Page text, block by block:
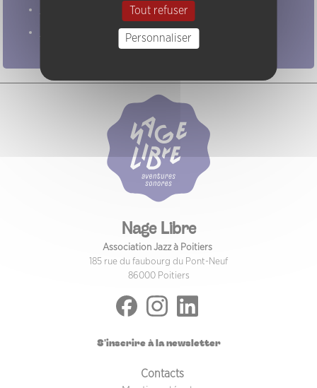
Contacts
Nage Libre
Association Jazz à Poitiers
185 rue du faubourg du Pont-Neuf
86000 Poitiers
S'inscrire à la newsletter
Tout refuser
Personnaliser